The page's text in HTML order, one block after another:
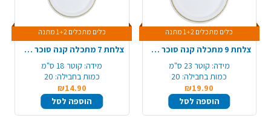
כלים מתכלים 1+2 מתנה
צלחת 9 מתכלה קנה סוכר מודפס 20 יח' - זהב
מידה: קוטר 23 ס"מ
כמות בחבילה: 20
₪19.90
הוספה לסל
כלים מתכלים 1+2 מתנה
צלחת 7 מתכלה קנה סוכר מודפס 20 יח' - זהב
מידה: קוטר 18 ס"מ
כמות בחבילה: 20
₪14.90
הוספה לסל